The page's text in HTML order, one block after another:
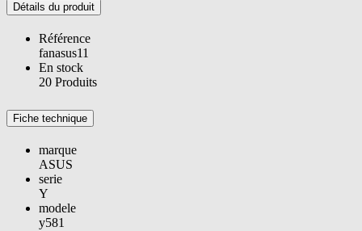
Détails du produit
Référence
fanasus11
En stock
20 Produits
Fiche technique
marque
ASUS
serie
Y
modele
y581